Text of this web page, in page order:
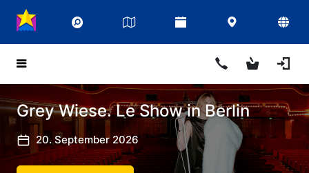
Grey Wiese. Le Show in Berlin
20. September 2026